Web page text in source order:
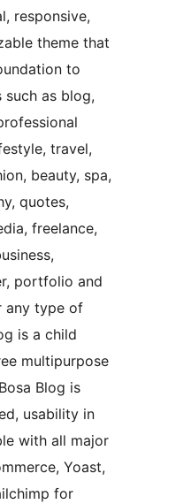
responsive,
theme that
to
such as blog,
travel,
beauty, spa,
quotes,
freelance,
portfolio and
any type of
is a child
multipurpose
Blog is
usability in
with all major
Yoast,
for